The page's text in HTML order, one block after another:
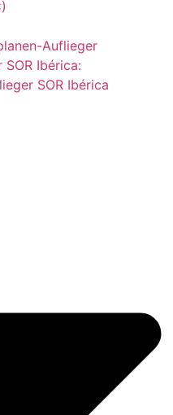
Auflieger
Ibérica:
SOR Ibérica